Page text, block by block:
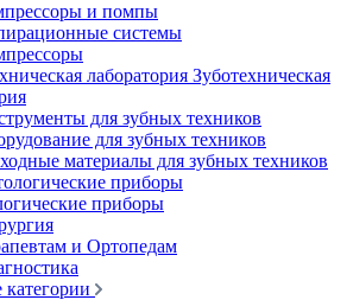
и помпы
системы
Зуботехническая
для зубных техников
для зубных техников
материалы для зубных техников
приборы
и Ортопедам
категории